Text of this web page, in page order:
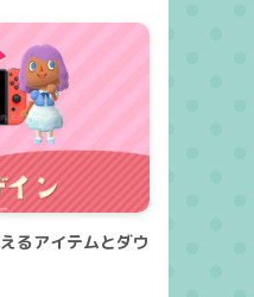
るアイテムとダウ